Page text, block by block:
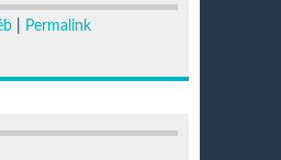
Permalink